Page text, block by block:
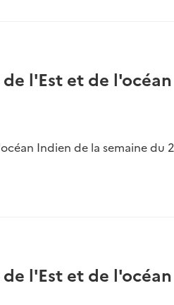
l'Est et de
Indien de la semaine du
l'Est et de